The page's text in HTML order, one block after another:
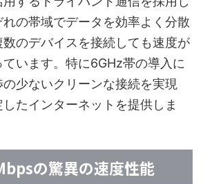
の帯域でデータを効率よく分散
のデバイスを接続しても速度が
います。特に6GHz帯の導入に
少ないクリーンな接続を実現
たインターネットを提供しま
の驚異の速度性能